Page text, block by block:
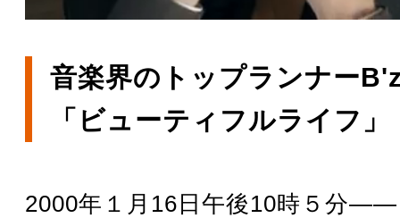
音楽界のトップランナー
「ビューティフルライフ」
2000年１月16日午後10時５分